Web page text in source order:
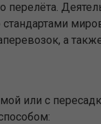
перелёта.
стандартами
а
или с